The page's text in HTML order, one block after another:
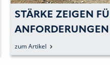
STÄRKE ZEIGEN
ANFORDERUNGEN
zum Artikel